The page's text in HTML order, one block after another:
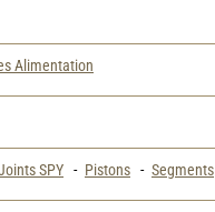
Alimentation
SPY - Pistons - Segments